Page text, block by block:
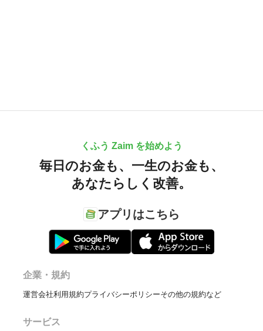
くふう Zaim を始めよう
毎日のお金も、 一生のお金も、
あなたらしく改善。
アプリはこちら
企業・規約
運営会社利用規約プライバシーポリシーその他の規約など
サービス